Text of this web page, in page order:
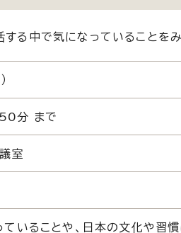
する中で気になっていることを
分 まで
室
いることや、日本の文化や習